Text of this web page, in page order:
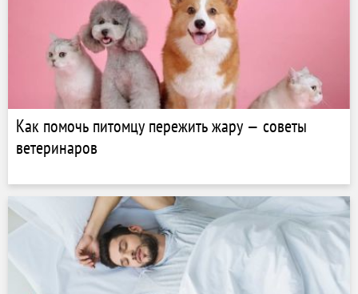
Как помочь питомцу пережить жару — советы
ветеринаров